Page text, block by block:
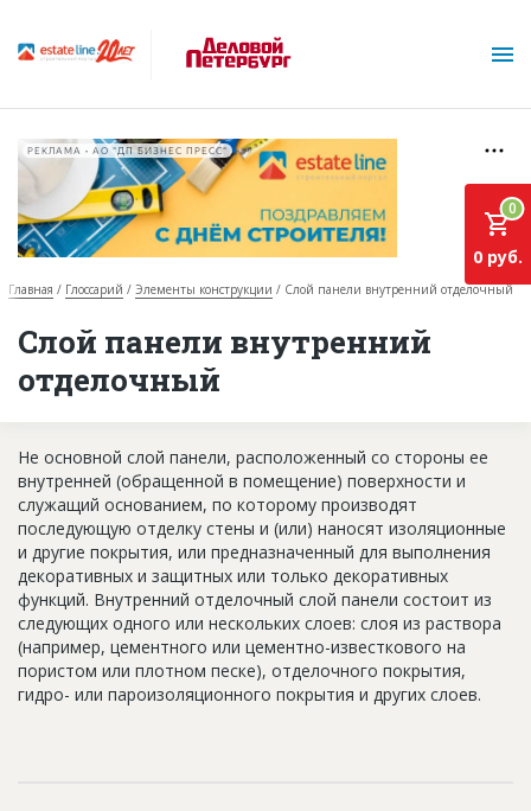
О проекте
Горячие объекты
База строящихся объектов
Инвестпроекты
Глоссарий
Новости
Платные услуги
Пресс-релизы
Правила работы
РЕКЛАМА • АО "ДП БИЗНЕС ПРЕСС"
Главная Глоссарий Элементы конструкции Слой панели внутренний отделочный
Слой панели внутренний
отделочный
0
0 руб.
Не основной слой панели, расположенный со стороны ее
внутренней (обращенной в помещение) поверхности и
служащий основанием, по которому производят
последующую отделку стены и (или) наносят изоляционные
и другие покрытия, или предназначенный для выполнения
декоративных и защитных или только декоративных
функций. Внутренний отделочный слой панели состоит из
следующих одного или нескольких слоев: слоя из раствора
(например, цементного или цементно-известкового на
пористом или плотном песке), отделочного покрытия,
гидро- или пароизоляционного покрытия и других слоев.